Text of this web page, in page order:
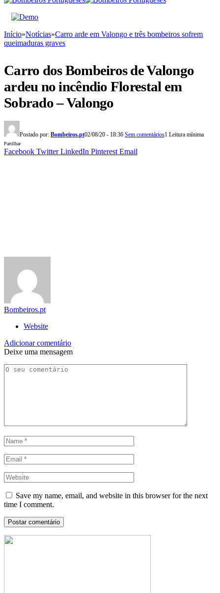
Início»Notícias»Carro arde em Valongo e três bombeiros sofrem
queimaduras graves
Carro dos Bombeiros de Valongo
ardeu no incêndio Florestal em
Sobrado – Valongo
Postado por: Bombeiros.pt02/08/20 - 18:36 Sem comentários1 Leitura mínima
Partilhar
Facebook Twitter LinkedIn Pinterest Email
Bombeiros.pt
Website
Adicionar comentário
Deixe uma mensagem
Save my name, email, and website in this browser for the next
time I comment.